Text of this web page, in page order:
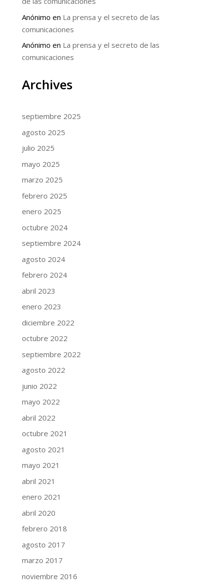
Anónimo en La prensa y el secreto de las
comunicaciones
Anónimo en La prensa y el secreto de las
comunicaciones
Archives
septiembre 2025
agosto 2025
julio 2025
mayo 2025
marzo 2025
febrero 2025
enero 2025
octubre 2024
septiembre 2024
agosto 2024
febrero 2024
abril 2023
enero 2023
diciembre 2022
octubre 2022
septiembre 2022
agosto 2022
junio 2022
mayo 2022
abril 2022
octubre 2021
agosto 2021
mayo 2021
abril 2021
enero 2021
abril 2020
febrero 2018
agosto 2017
marzo 2017
noviembre 2016